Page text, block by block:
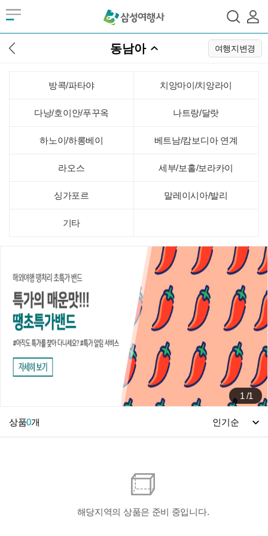
동남아 여행지변경
방콕/파타야 치앙마이/치앙라이
다낭/호이안/푸꾸옥 나트랑/달랏
하노이/하롱베이 베트남/캄보디아 연계
라오스 세부/보홀/보라카이
싱가포르 말레이시아/발리
기타
1 /1
상품0개
해당지역의 상품은 준비 중입니다.